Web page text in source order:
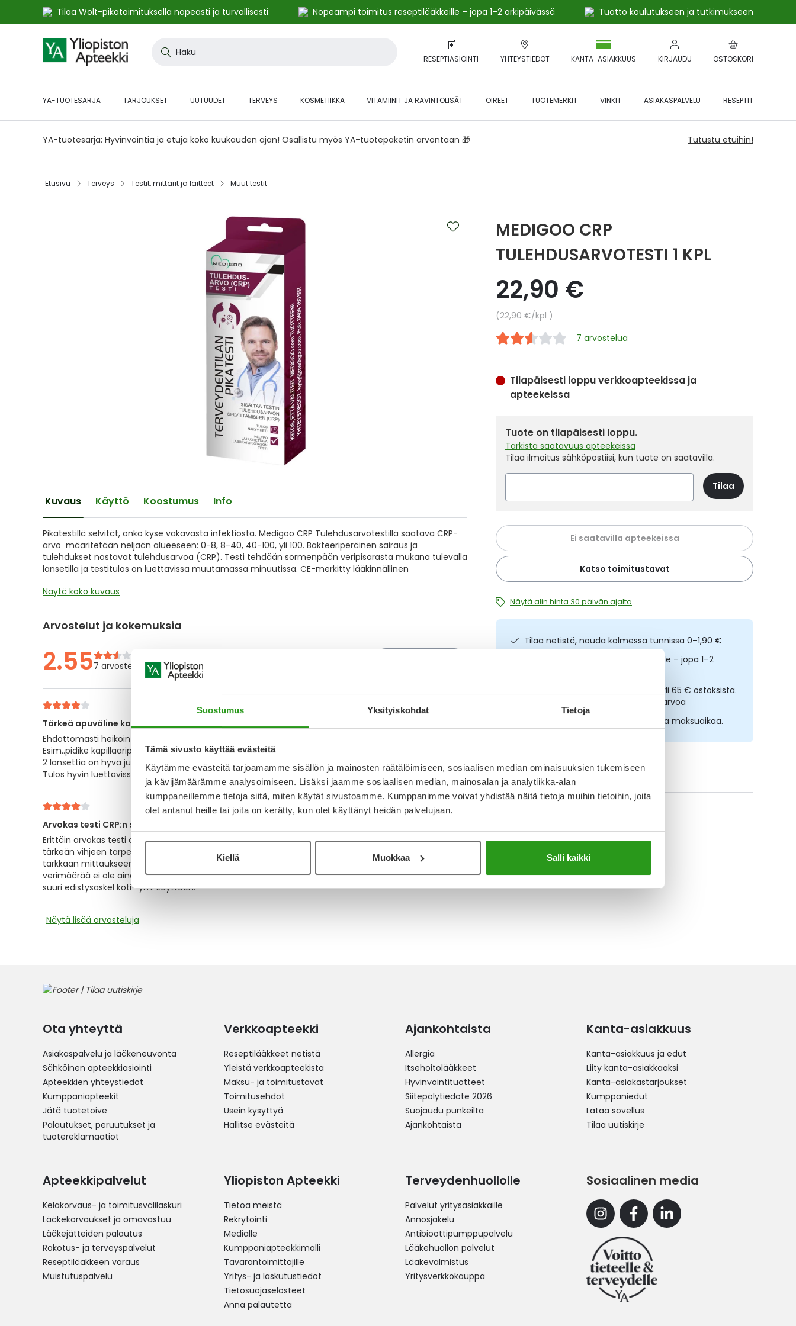
Suostumus Yksityiskohdat Tietoja
Tämä sivusto käyttää evästeitä
Käytämme evästeitä tarjoamamme sisällön ja mainosten räätälöimiseen, sosiaalisen median ominaisuuksien tukemiseen
ja kävijämäärämme analysoimiseen. Lisäksi jaamme sosiaalisen median, mainosalan ja analytiikka-alan
kumppaneillemme tietoja siitä, miten käytät sivustoamme. Kumppanimme voivat yhdistää näitä tietoja muihin tietoihin, joita
olet antanut heille tai joita on kerätty, kun olet käyttänyt heidän palvelujaan.
Kiellä Muokkaa Salli kaikki
Tilaa Wolt-pikatoimituksella nopeasti ja turvallisesti Nopeampi toimitus reseptilääkkeille – jopa 1–2 arkipäivässä
Tuotto koulutukseen ja tutkimukseen
to
Content
RESEPTIASIOINTI YHTEYSTIEDOT OSTOSKORI
KANTA-ASIAKKUUS KIRJAUDU
YA-TUOTESARJA TARJOUKSET UUTUUDET TERVEYS KOSMETIIKKA VITAMIINIT JA RAVINTOLISÄT OIREET TUOTEMERKIT VINKIT ASIAKASPALVELU RESEPTIT
YA-tuotesarja: Hyvinvointia ja etuja koko kuukauden ajan! Osallistu myös YA-tuotepaketin arvontaan 🎁 Tutustu etuihin!
Etusivu‎ Terveys‎ Testit, mittarit ja laitteet‎ Muut testit‎
the
the
images
gallery
Kuvaus Käyttö Koostumus Info
Pikatestillä selvität, onko kyse vakavasta infektiosta. Medigoo CRP Tulehdusarvotestillä saatava CRP-
arvo määritetään neljään alueeseen: 0-8, 8-40, 40-100, yli 100. Bakteeriperäinen sairaus ja
tulehdukset nostavat tulehdusarvoa (CRP). Testi tehdään sormenpään veripisarasta mukana tulevalla
lansetilla ja testitulos on luettavissa muutamassa minuutissa. CE-merkitty lääkinnällinen
Näytä koko kuvaus
Arvostelut ja kokemuksia
2.557 arvostelua
Tärkeä apuväline kotidiagnistiikassa
Ehdottomasti heikoin lenkki on kapillaariputki.
Esim..pidike kapillaariputkessa voisi olla erivärinen.
2 lansettia on hyvä juttu. Eka pistos meni pieleen.
Tulos hyvin luettavissa .
15.2.2025
Arvokas testi CRP:n suuruusluokan selvitykseen sekä tietoon tarpeesta mennä jatkotutkimuksiin!
Erittäin arvokas testi olemassa, vaikka ei annakaan tarkkaa arvoa CRP:lle. Antaa kuitenkin ratkaisevan
tärkeän vihjeen tarpeesta saada potilas nopeasti jatkotutkimuksiin ja CRP:n ynnä muiden arvojen
tarkkaan mittaukseen. Kapillaari-imuun perustuva pipetti on tuotteen heikko lenkki, riittävää
verimäärää ei ole aina helppo saada ja se osa tuotetta heppoinen. Kokonaisuutena tuote on erittäin
suuri edistysaskel koti- ym. käyttöön.
Näytä lisää arvosteluja
MEDIGOO CRP
TULEHDUSARVOTESTI 1 KPL
22,90 €
Yksikköhinta
22,90 €/kpl
7 arvostelua
Tilapäisesti loppu verkkoapteekissa ja
apteekeissa
Tuote on tilapäisesti loppu.
Tarkista saatavuus apteekeissa
Tilaa ilmoitus sähköpostiisi, kun tuote on saatavilla.
Tilaa
Ei saatavilla apteekeissa
Katso toimitustavat
Näytä alin hinta 30 päivän ajalta
Tilaa netistä, nouda kolmessa tunnissa 0–1,90 €
Nopeampi toimitus reseptilääkkeille – jopa 1–2
Ilmainen toimitus noutopisteisiin yli 65 € ostoksista.
Lääkkeet eivät kerrytä ostoskorin arvoa
Osta nyt, saat 45 päivää korotonta maksuaikaa.
Katso kaikki Medigoo-tuotteet
Ota yhteyttä
Asiakaspalvelu ja lääkeneuvonta
Sähköinen apteekkiasiointi
Apteekkien yhteystiedot
Kumppaniapteekit
Jätä tuotetoive
Palautukset, peruutukset ja
tuotereklamaatiot
Verkkoapteekki
Reseptilääkkeet netistä
Yleistä verkkoapteekista
Maksu- ja toimitustavat
Toimitusehdot
Usein kysyttyä
Hallitse evästeitä
Ajankohtaista
Allergia
Itsehoitolääkkeet
Hyvinvointituotteet
Siitepölytiedote 2026
Suojaudu punkeilta
Ajankohtaista
Kanta-asiakkuus
Kanta-asiakkuus ja edut
Liity kanta-asiakkaaksi
Kanta-asiakastarjoukset
Kumppaniedut
Lataa sovellus
Tilaa uutiskirje
Apteekkipalvelut
Kelakorvaus- ja toimitusvälilaskuri
Lääkekorvaukset ja omavastuu
Lääkejätteiden palautus
Rokotus- ja terveyspalvelut
Reseptilääkkeen varaus
Muistutuspalvelu
Yliopiston Apteekki
Tietoa meistä
Rekrytointi
Medialle
Kumppaniapteekkimalli
Tavarantoimittajille
Yritys- ja laskutustiedot
Tietosuojaselosteet
Anna palautetta
Terveydenhuollolle
Palvelut yritysasiakkaille
Annosjakelu
Antibioottipumppupalvelu
Lääkehuollon palvelut
Lääkevalmistus
Yritysverkkokauppa
Sosiaalinen media
InstagramFacebookLinkedin